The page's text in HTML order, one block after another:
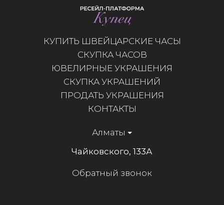
КУПИТЬ ШВЕЙЦАРСКИЕ ЧАСЫ
СКУПКА ЧАСОВ
ЮВЕЛИРНЫЕ УКРАШЕНИЯ
СКУПКА УКРАШЕНИЙ
ПРОДАТЬ УКРАШЕНИЯ
КОНТАКТЫ
Алматы
Чайковского, 133А
Обратный звонок